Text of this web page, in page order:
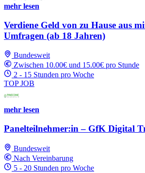
mehr lesen
Verdiene Geld von zu Hause aus
Umfragen (ab 18 Jahren)
Bundesweit
Zwischen 10.00€ und 15.00€ pro Stunde
2 - 15 Stunden pro Woche
TOP JOB
mehr lesen
Panelteilnehmer:in – GfK Digital
Bundesweit
Nach Vereinbarung
5 - 20 Stunden pro Woche